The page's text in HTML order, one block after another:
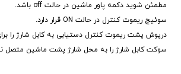
مطمئن شوید دکمه پاور ماشین در حالت off باشد.
سوئیچ ریموت کنترل در حالت ON قرار دارد.
درپوش پشت ریموت کنترل دستیابی به کابل شارژ را
سوکت کابل شارژ را به محل شارژ پشت ماشین متصل